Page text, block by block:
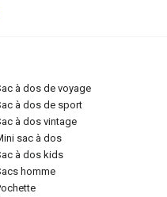
sac à dos de voyage
sac à dos de sport
sac à dos vintage
mini sac à dos
sac à dos kids
sacs homme
pochette